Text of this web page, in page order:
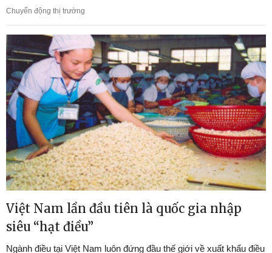
Chuyển động thị trường
Việt Nam lần đầu tiên là quốc gia nhập
siêu “hạt điều”
Ngành điều tại Việt Nam luôn đứng đầu thế giới về xuất khẩu điều